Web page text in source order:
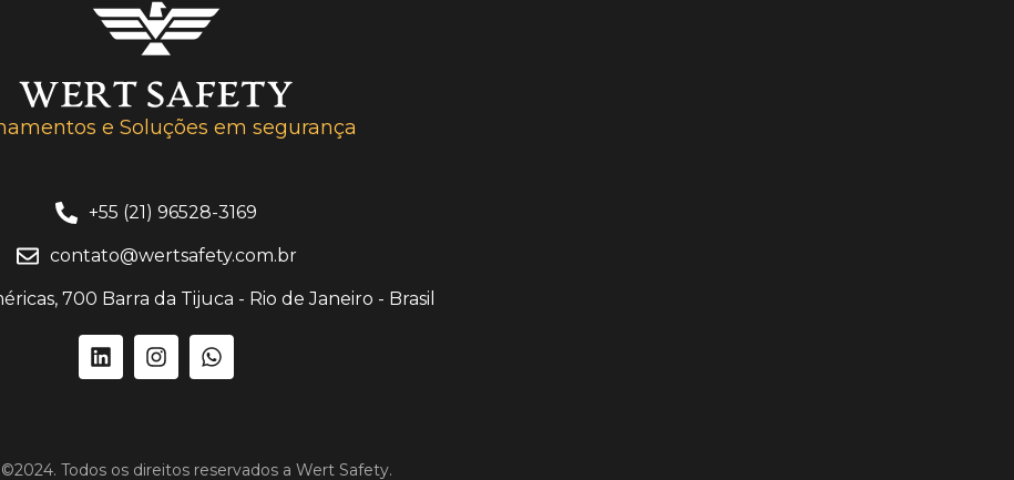
e Soluções em segurança
+55 (21) 96528-3169
contato@wertsafety.com.br
700 Barra da Tijuca - Rio de Janeiro - Brasil
Todos os direitos reservados a Wert Safety.